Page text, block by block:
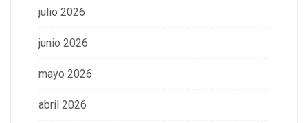
julio 2026
junio 2026
mayo 2026
abril 2026